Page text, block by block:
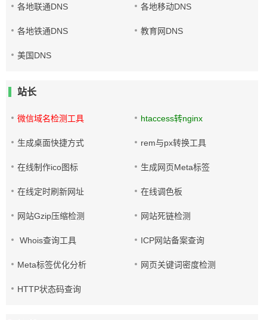
各地联通DNS 各地移动DNS
各地铁通DNS 教育网DNS
美国DNS
站长
微信域名检测工具 htaccess转nginx
生成桌面快捷方式 rem与px转换工具
在线制作ico图标 生成网页Meta标签
在线定时刷新网址 在线调色板
网站Gzip压缩检测 网站死链检测
Whois查询工具 ICP网站备案查询
Meta标签优化分析 网页关键词密度检测
HTTP状态码查询